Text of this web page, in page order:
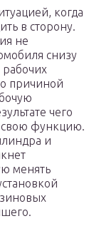
когда
в сторону.
не
снизу
причиной
чего
свою функцию.
и
менять